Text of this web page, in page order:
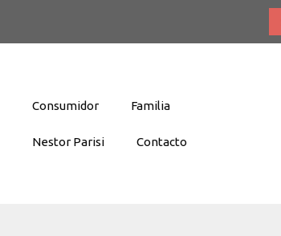
Consumidor Familia
Nestor Parisi Contacto